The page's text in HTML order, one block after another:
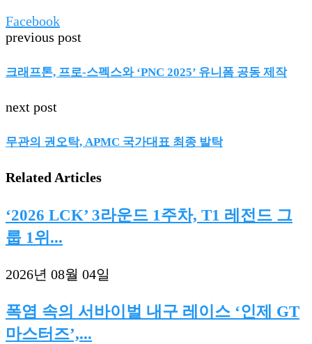
Facebook
previous post
크래프톤, 프로-스펙스와 ‘PNC 2025’ 유니폼 공동 제작
next post
무관의 권오탁, APMC 국가대표 최종 발탁
Related Articles
‘2026 LCK’ 3라운드 1주차, T1 레전드 그
룹 1위...
2026년 08월 04일
폭염 속의 서바이벌 내구 레이스 ‘인제 GT
마스터즈’,...